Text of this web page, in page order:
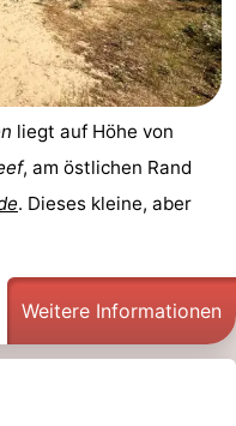
liegt auf Höhe von
, am östlichen Rand
. Dieses kleine, aber
Weitere Informationen